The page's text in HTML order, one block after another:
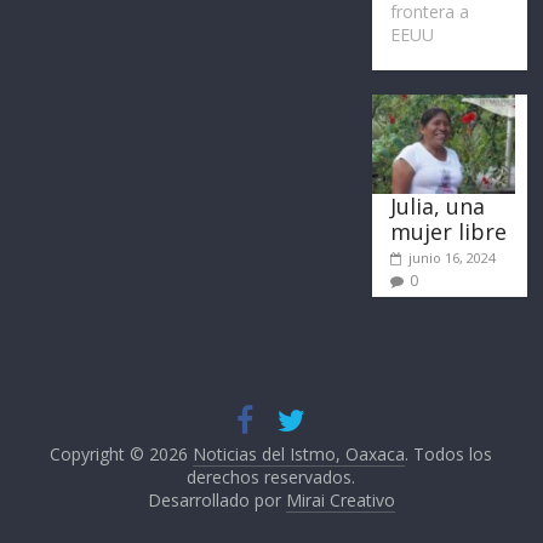
frontera a
EEUU
Julia, una
mujer libre
junio 16, 2024
0
Copyright © 2026 Noticias del Istmo, Oaxaca. Todos los
derechos reservados.
Desarrollado por Mirai Creativo